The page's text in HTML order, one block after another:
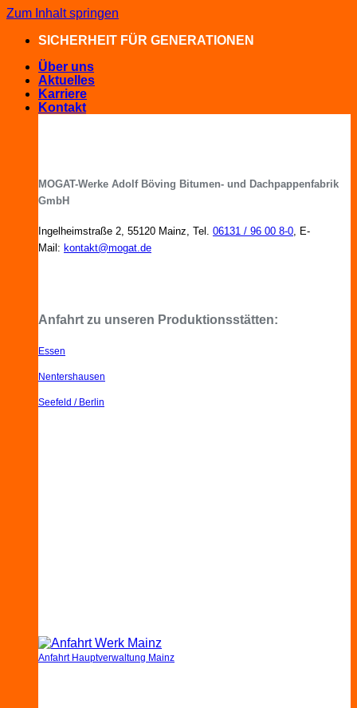
Zum Inhalt springen
SICHERHEIT FÜR GENERATIONEN
Über uns
Aktuelles
Karriere
Kontakt
MOGAT-Werke Adolf Böving Bitumen- und Dachpappenfabrik
GmbH
Ingelheimstraße 2, 55120 Mainz, Tel. 06131 / 96 00 8-0, E-
Mail: kontakt@mogat.de
Anfahrt zu unseren Produktionsstätten:
Essen
Nentershausen
Seefeld / Berlin
Anfahrt Hauptverwaltung Mainz